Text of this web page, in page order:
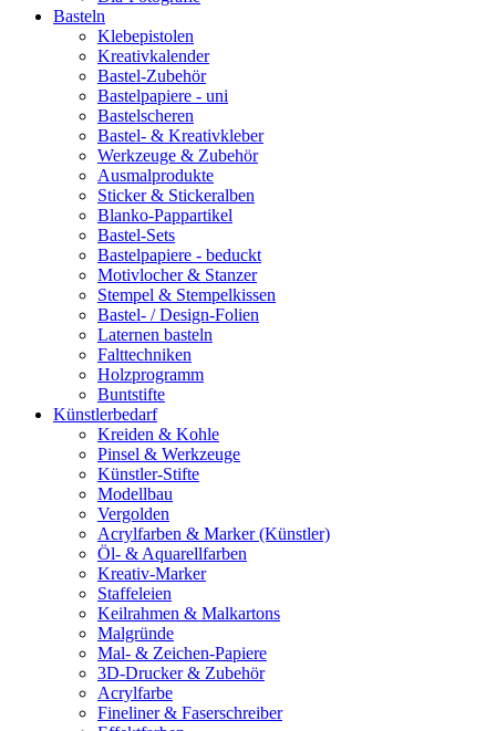
Basteln
Klebepistolen
Kreativkalender
Bastel-Zubehör
Bastelpapiere - uni
Bastelscheren
Bastel- & Kreativkleber
Werkzeuge & Zubehör
Ausmalprodukte
Sticker & Stickeralben
Blanko-Pappartikel
Bastel-Sets
Bastelpapiere - beduckt
Motivlocher & Stanzer
Stempel & Stempelkissen
Bastel- / Design-Folien
Laternen basteln
Falttechniken
Holzprogramm
Buntstifte
Künstlerbedarf
Kreiden & Kohle
Pinsel & Werkzeuge
Künstler-Stifte
Modellbau
Vergolden
Acrylfarben & Marker (Künstler)
Öl- & Aquarellfarben
Kreativ-Marker
Staffeleien
Keilrahmen & Malkartons
Malgründe
Mal- & Zeichen-Papiere
3D-Drucker & Zubehör
Acrylfarbe
Fineliner & Faserschreiber